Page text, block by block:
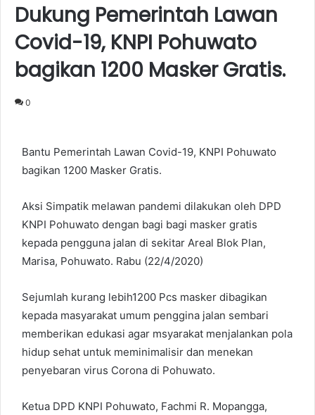
Dukung Pemerintah Lawan
Covid-19, KNPI Pohuwato
bagikan 1200 Masker Gratis.
0
Bantu Pemerintah Lawan Covid-19, KNPI Pohuwato
bagikan 1200 Masker Gratis.
Aksi Simpatik melawan pandemi dilakukan oleh DPD
KNPI Pohuwato dengan bagi bagi masker gratis
kepada pengguna jalan di sekitar Areal Blok Plan,
Marisa, Pohuwato. Rabu (22/4/2020)
Sejumlah kurang lebih1200 Pcs masker dibagikan
kepada masyarakat umum penggina jalan sembari
memberikan edukasi agar msyarakat menjalankan pola
hidup sehat untuk meminimalisir dan menekan
penyebaran virus Corona di Pohuwato.
Ketua DPD KNPI Pohuwato, Fachmi R. Mopangga,